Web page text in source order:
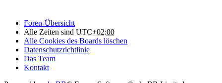
Foren-Übersicht
Alle Zeiten sind UTC+02:00
Alle Cookies des Boards löschen
Datenschutzrichtlinie
Das Team
Kontakt